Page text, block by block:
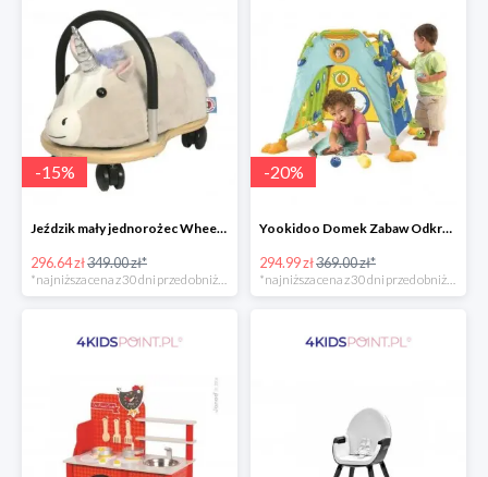
-15%
Jeździk mały jednorożec Wheely Bug
296.64 zł349.00 zł*
*najniższa cena z 30 dni przed obniżką
-20%
Yookidoo Domek Zabaw Odkrywczy
294.99 zł369.00 zł*
*najniższa cena z 30 dni przed obniżką